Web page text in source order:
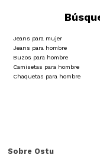
Jeans para mujer
Jeans para hombre
Buzos para hombre
Camisetas para hombre
Chaquetas para hombre
Sobre Ostu